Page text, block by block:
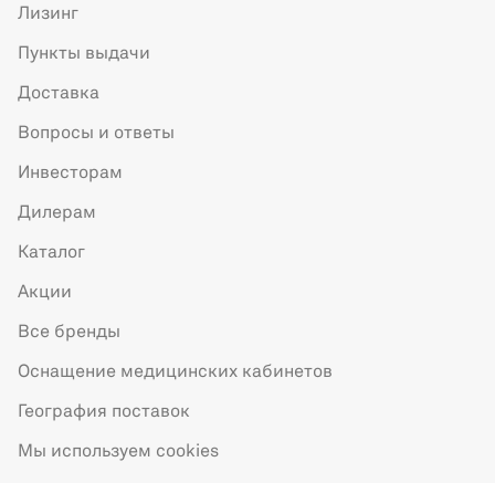
Лизинг
Пункты выдачи
Доставка
Вопросы и ответы
Инвесторам
Дилерам
Каталог
Акции
Все бренды
Оснащение медицинских кабинетов
География поставок
Мы используем cookies